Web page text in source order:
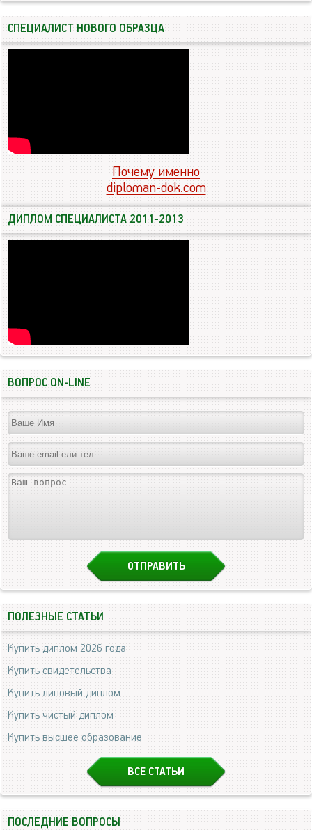
СПЕЦИАЛИСТ НОВОГО ОБРАЗЦА
Почему именно
diploman-dok.com
ДИПЛОМ СПЕЦИАЛИСТА 2011-2013
ВОПРОС ON-LINE
ПОЛЕЗНЫЕ СТАТЬИ
Купить диплом 2026 года
Купить свидетельства
Купить липовый диплом
Купить чистый диплом
Купить высшее образование
ВСЕ СТАТЬИ
ПОСЛЕДНИЕ ВОПРОСЫ